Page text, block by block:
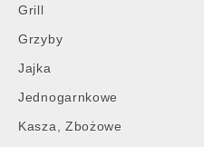
Grill
Grzyby
Jajka
Jednogarnkowe
Kasza, Zbożowe